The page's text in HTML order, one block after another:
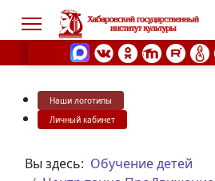
Наши логотипы
Личный кабинет
Вы здесь: Обучение детей